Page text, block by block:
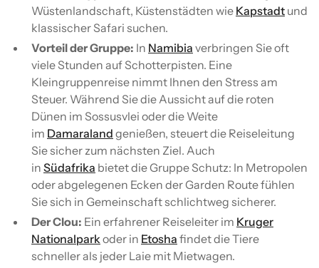
Wüstenlandschaft, Küstenstädten wie Kapstadt und
klassischer Safari suchen.
Vorteil der Gruppe: In Namibia verbringen Sie oft
viele Stunden auf Schotterpisten. Eine
Kleingruppenreise nimmt Ihnen den Stress am
Steuer. Während Sie die Aussicht auf die roten
Dünen im Sossusvlei oder die Weite
im Damaraland genießen, steuert die Reiseleitung
Sie sicher zum nächsten Ziel. Auch
in Südafrika bietet die Gruppe Schutz: In Metropolen
oder abgelegenen Ecken der Garden Route fühlen
Sie sich in Gemeinschaft schlichtweg sicherer.
Der Clou: Ein erfahrener Reiseleiter im Kruger
Nationalpark oder in Etosha findet die Tiere
schneller als jeder Laie mit Mietwagen.